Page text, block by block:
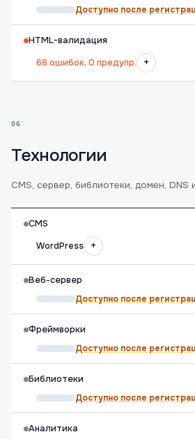
Доступно после
HTML-валидация
68 ошибок, 0 предупр.
+
06
Технологии
CMS, сервер, библиотеки, домен, DNS
CMS
WordPress
+
Веб-сервер
Доступно после
Фреймворки
Доступно после
Библиотеки
Доступно после
Аналитика